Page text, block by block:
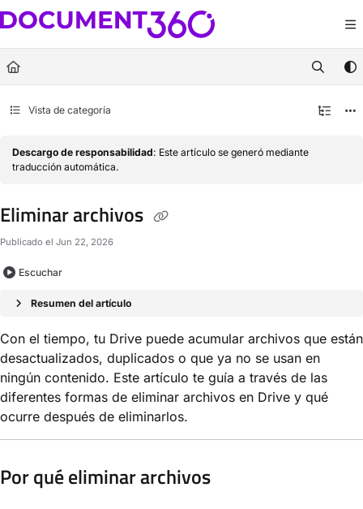
Documentation Index
Fetch the complete documentation index at:https://docs.document360.com/
Use this file to discover all available pages before exploring further.
Vista de categoría
Descargo de responsabilidad: Este artículo se generó mediante
traducción automática.
Eliminar archivos
Publicado el Jun 22, 2026
Escuchar
Resumen del artículo
Con el tiempo, tu Drive puede acumular archivos que están
desactualizados, duplicados o que ya no se usan en
ningún contenido. Este artículo te guía a través de las
diferentes formas de eliminar archivos en Drive y qué
ocurre después de eliminarlos.
Por qué eliminar archivos